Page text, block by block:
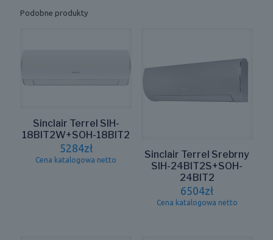
Podobne produkty
Sinclair Terrel SIH-
18BIT2W+SOH-18BIT2
5284zł
Cena katalogowa netto
Sinclair Terrel Srebrny
SIH-24BIT2S+SOH-
24BIT2
6504zł
Cena katalogowa netto